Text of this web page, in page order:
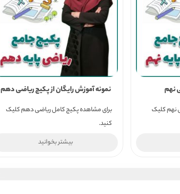
نهم
نهم کلیک
نمونه آموزش رایگان از پکیج ریاضی دهم
برای مشاهده پکیج کامل ریاضی دهم کلیک
کنید.
بیشتر بخوانید